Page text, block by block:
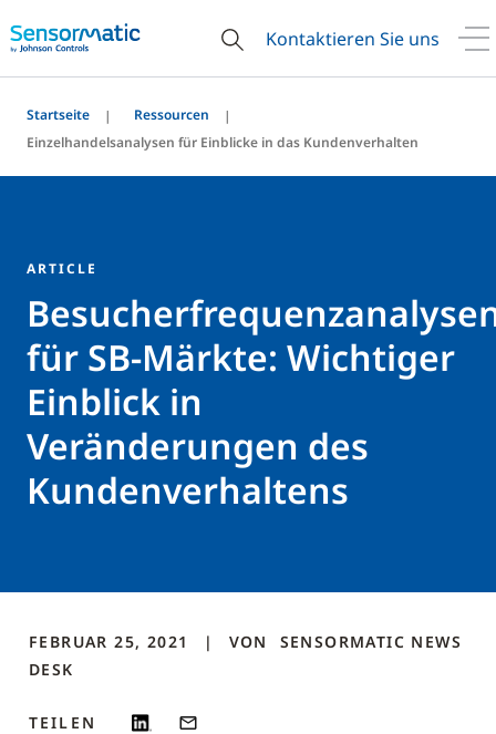
Kontaktieren Sie uns
Startseite
Ressourcen
Einzelhandelsanalysen für Einblicke in das Kundenverhalten
ARTICLE
für SB-Märkte: Wichtiger
Einblick in
Veränderungen des
Kundenverhaltens
FEBRUAR 25, 2021 VON
SENSORMATIC NEWS
DESK
TEILEN